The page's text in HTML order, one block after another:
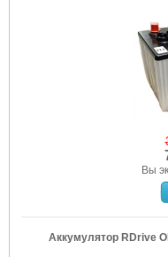
Вы
Аккумулятор RDrive